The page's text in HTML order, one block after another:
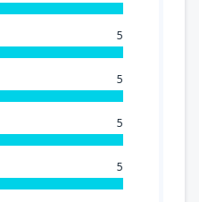
5
5
5
5